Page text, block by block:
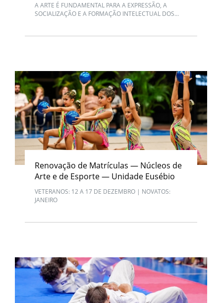
A ARTE É FUNDAMENTAL PARA A EXPRESSÃO, A
SOCIALIZAÇÃO E A FORMAÇÃO INTELECTUAL DOS...
Renovação de Matrículas — Núcleos de
Arte e de Esporte — Unidade Eusébio
VETERANOS: 12 A 17 DE DEZEMBRO | NOVATOS:
JANEIRO